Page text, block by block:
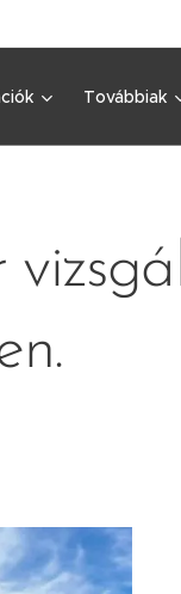
Továbbiak